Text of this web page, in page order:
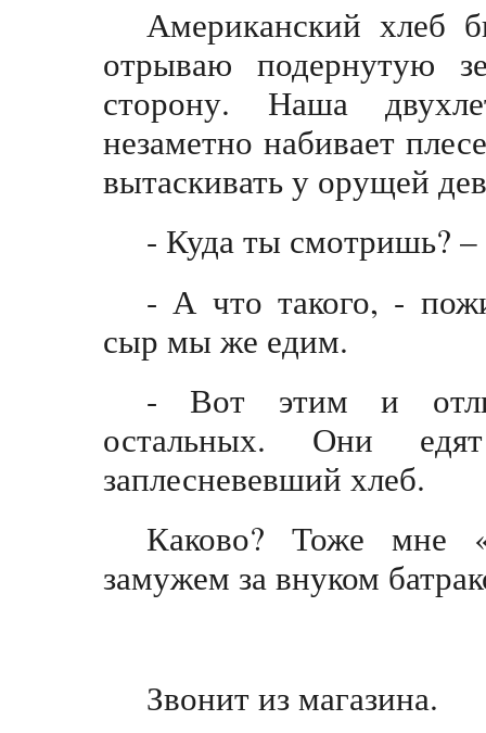
Американский хлеб
отрываю подернутую
сторону. Наша
незаметно набивает
вытаскивать у орущей
- Куда ты смотришь?
- А что такого, -
сыр мы же едим.
- Вот этим и
остальных. Они
заплесневевший хлеб.
Каково? Тоже мне
замужем за внуком
Звонит из магазина.